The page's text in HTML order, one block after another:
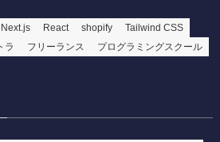
Next.js React shopify
Tailwind CSS
ラ フリーランス プログラミングスクール